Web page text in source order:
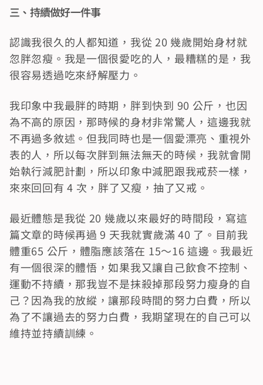
三、持續做好一件事
認識我很久的人都知道，我從 20 幾歲開始身材就
忽胖忽瘦。我是一個很愛吃的人，最糟糕的是，我
很容易透過吃來紓解壓力。
我印象中我最胖的時期，胖到快到 90 公斤，也因
為不高的原因，那時候的身材非常驚人，這邊我就
不再過多敘述。但我同時也是一個愛漂亮、重視外
表的人，所以每次胖到無法無天的時候，我就會開
始執行減肥計劃，所以印象中減肥跟我戒菸一樣，
來來回回有 4 次，胖了又瘦，抽了又戒。
最近體態是我從 20 幾歲以來最好的時間段，寫這
篇文章的時候再過 9 天我就實歲滿 40 了。目前我
體重65 公斤，體脂應該落在 15～16 這邊。我最近
有一個很深的體悟，如果我又讓自己飲食不控制、
運動不持續，那我豈不是抹殺掉那段努力瘦身的自
己？因為我的放縱，讓那段時間的努力白費，所以
為了不讓過去的努力白費，我期望現在的自己可以
維持並持續訓練。